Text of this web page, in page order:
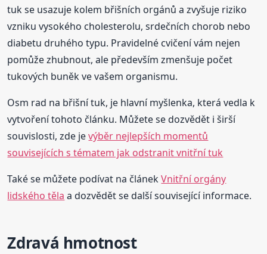
tuk se usazuje kolem břišních orgánů a zvyšuje riziko
vzniku vysokého cholesterolu, srdečních chorob nebo
diabetu druhého typu. Pravidelné cvičení vám nejen
pomůže zhubnout, ale především zmenšuje počet
tukových buněk ve vašem organismu.
Osm rad na břišní tuk, je hlavní myšlenka, která vedla k
vytvoření tohoto článku. Můžete se dozvědět i širší
souvislosti, zde jevýběr nejlepších momentů
souvisejících s tématem jak odstranit vnitřní tuk
Také se můžete podívat na článekVnitřní orgány
lidského těla a dozvědět se další související informace.
Zdravá hmotnost